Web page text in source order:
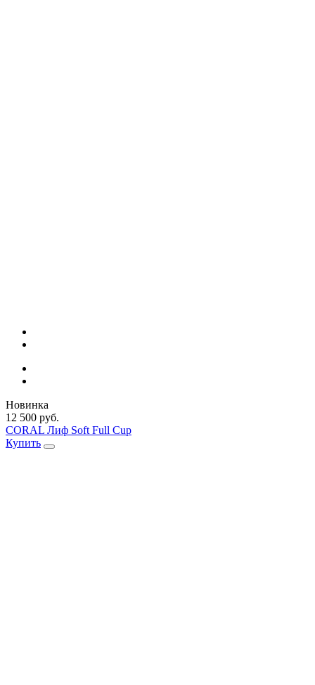
Новинка
12 500 руб.
CORAL Лиф Soft Full Cup
Купить